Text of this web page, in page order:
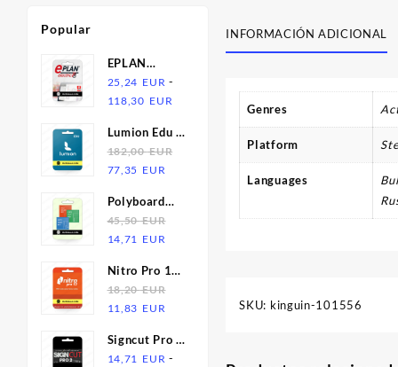
Popular
EPLAN
Electric P8
2.9 | Licencia
25,24 EUR -
118,30 EUR
precios:
desde
Lumion Edu |
Licencia | 1
Año
182,00EUR
El
original
era:
182,00
77,35 EUR
actual
es:
77,35
Polyboard
6.05 +
Opticut 5.25
2.29 |
Licencia
45,50EUR
El
original
era:
45,50
14,71 EUR
actual
es:
14,71
Nitro Pro 12
| Licencia
18,20EUR
El
original
era:
11,83 EUR
actual
es:
Signcut Pro 2
| Licencia
14,71 EUR -
INFORMACIÓN ADICIONAL
Genres
Platform
Languages
SKU: kinguin-101556